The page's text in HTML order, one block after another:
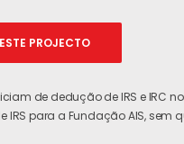
PROJECTO
de dedução de IRS e IRC
IRS para a Fundação AIS, sem